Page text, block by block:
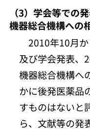
（3）学会等での
機器総合機構への
2010年10月か
及び学会発表、
機器総合機構へ
かに後発医薬品
すものはないと
ら、文献等の発